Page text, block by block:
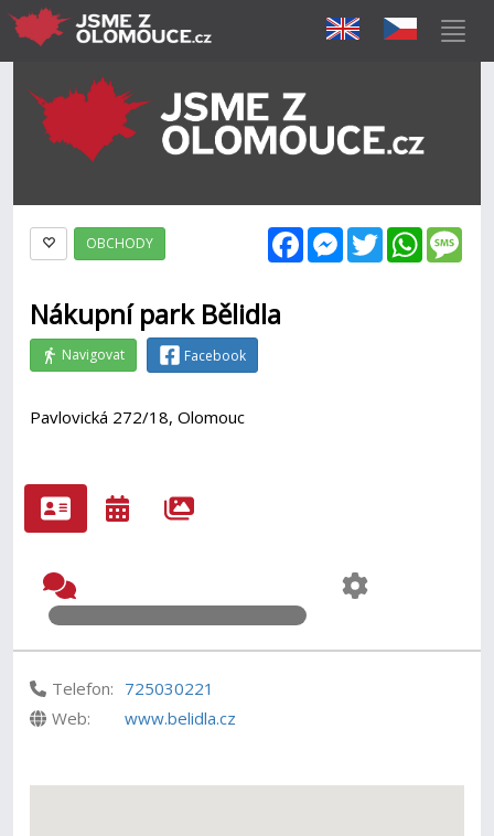
FacebookMessenger
Twitter
OBCHODY
Nákupní park Bělidla
Navigovat Facebook
Pavlovická 272/18, Olomouc
Telefon: 725030221
Web:
www.belidla.cz